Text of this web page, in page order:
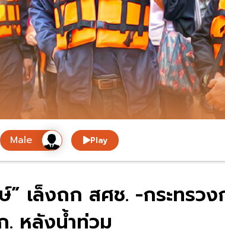
Play
เล็งถก สศช. -กระทรวง
หลังน้ำท่วม